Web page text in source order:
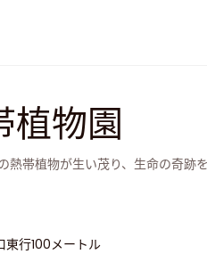
植物園
帯植物が生い茂り、生命の奇跡
東行100メートル